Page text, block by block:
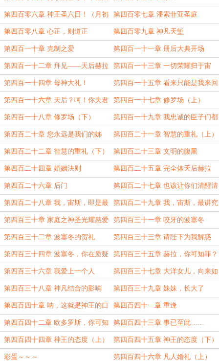
难！永不服输！
第四百零六章 神王圣六日！（月初
求月票~~~）
第四百零七章 潘索菲亚圣庭
第四百零八章 心正，则道正 第四百零九章 神凡天堑
第四百一十章 克制之爱 第四百一十一章 册后大典开场
第四百一十二章 拜见——天后赫拉
陛下！！！
第四百一十三章 一切荣耀归于宙
斯！
第四百一十四章 母神大礼！ 第四百一十五章 看来只能是我来回
报了！
第四百一十六章 天后？呵！你夫君
真棒！
第四百一十七章 修罗场（上）
第四百一十八章 修罗场（下） 第四百一十九章 我忠诚的臣子们都
在干什么？！
第四百二十章 您永远是我们的姊
姊！
第四百二十一章 智慧的重礼（上）
第四百二十二章 智慧的重礼（下） 第四百二十三章 文明的腹黑
第四百二十四章 婚姻法则 第四百二十五章 完全体天后赫拉
第四百二十六章 后门 第四百二十七章 也该让你们清醒清
醒了
第四百二十八章 我，宙斯，即是最
终秩序！
第四百二十九章 我，宙斯，最讲究
民主啦！
第四百三十章 家庭之神圣光耀慈爱
圣母三姊妹！
第四百三十一章 咬牙的波塞冬
第四百三十二章 波塞冬的贺礼 第四百三十三章 请陛下为我解惑
第四百三十四章 波塞冬，你在质疑
什么？
第四百三十五章 赫拉，你可知罪？
第四百三十六章 我爱上一个人 第四百三十七章 大洋女儿，向来如
此
第四百三十八章 神凡结合的影响 第四百三十九章 妹妹，长大了
第四百四十章 呐，这就是神王的口
碑
第四百四十一章 重逢
第四百四十二章 欧多罗斯，你可知
罪
第四百四十三章 事已至此……
第四百四十四章 神王的态度（上） 第四百四十五章 神王的态度（下）
彩蛋～～～ 第四百四十六章 凡人婚礼（上）